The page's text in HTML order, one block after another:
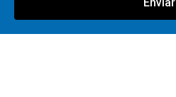
Enviar